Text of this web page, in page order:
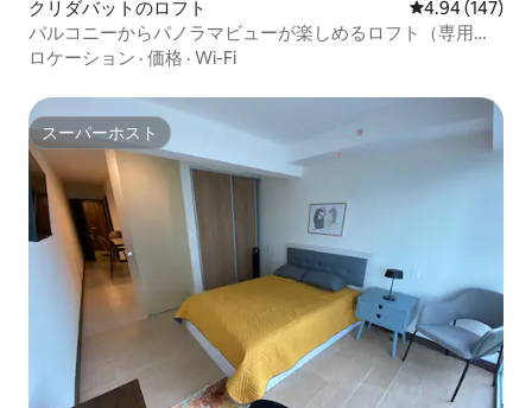
クリダバットのロフト レビュー147
4.94 (147)
バルコニーからパノラマビューが楽しめるロフト（専用駐
車場付き）
ロケーション · 価格 · Wi-Fi
スーパーホスト
スーパーホスト